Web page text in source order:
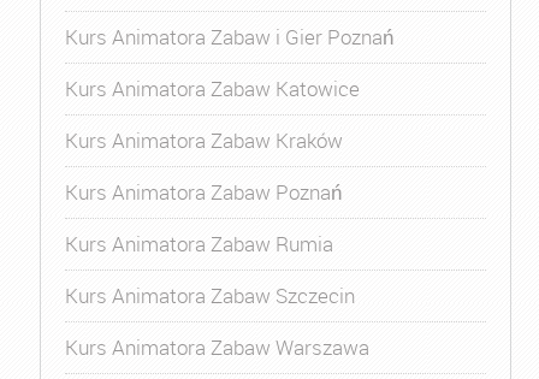
Kurs Animatora Zabaw i Gier Poznań
Kurs Animatora Zabaw Katowice
Kurs Animatora Zabaw Kraków
Kurs Animatora Zabaw Poznań
Kurs Animatora Zabaw Rumia
Kurs Animatora Zabaw Szczecin
Kurs Animatora Zabaw Warszawa